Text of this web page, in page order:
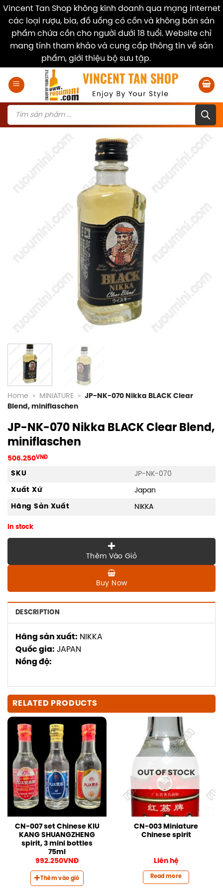
Vincent Tan Shop không kinh doanh qua mạng internet
các loại rượu, bia, đồ uống có cồn và không bán sản
phẩm chứa cồn cho người dưới 18 tuổi. Website chỉ
mang tính tham khảo và cung cấp thông tin về sản
phẩm, giới thiệu bộ sưu tập.
Products
search
Home » MINIATURE » JP-NK-070 Nikka BLACK Clear
Blend, miniflaschen
JP-NK-070 Nikka BLACK Clear Blend,
miniflaschen
506.250VNĐ
SKU
JP-NK-070
Xuất Xứ
Japan
Hãng Sản Xuất
NIKKA
In stock
Thêm Vào Giỏ
Buy Now
DESCRIPTION
Hãng sản xuất: NIKKA
Quốc gia: JAPAN
Nồng độ:
RELATED PRODUCTS
CN-007 set Chinese KIU
KANG SHUANGZHENG
spirit, 3 mini bottles
75ml
992.250VNĐ
Thêm vào giỏ
OUT OF STOCK
CN-003 Miniature
Chinese spirit
Liên hệ
Read more